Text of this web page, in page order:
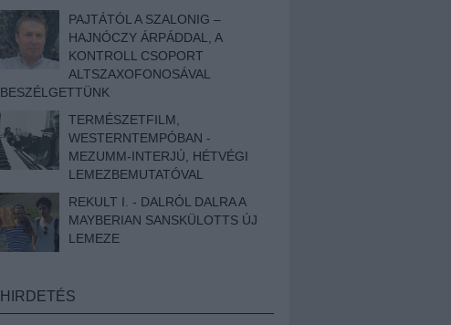
PAJTÁTÓL A SZALONIG –
HAJNÓCZY ÁRPÁDDAL, A
KONTROLL CSOPORT
ALTSZAXOFONOSÁVAL
BESZÉLGETTÜNK
TERMÉSZETFILM,
WESTERNTEMPÓBAN -
MEZUMM-INTERJÚ, HÉTVÉGI
LEMEZBEMUTATÓVAL
REKULT I. - DALRÓL DALRA A
MAYBERIAN SANSKÜLOTTS ÚJ
LEMEZE
HIRDETÉS